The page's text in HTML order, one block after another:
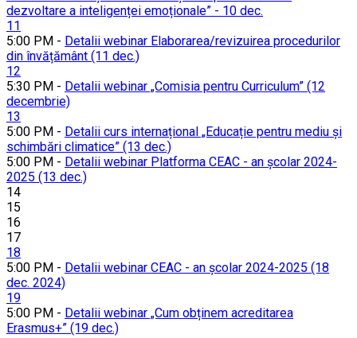
dezvoltare a inteligenței emoționale” - 10 dec.
11
5:00 PM - Detalii webinar Elaborarea/revizuirea procedurilor
din învățământ (11 dec.)
12
5:30 PM - Detalii webinar „Comisia pentru Curriculum” (12
decembrie)
13
5:00 PM - Detalii curs internațional „Educație pentru mediu și
schimbări climatice” (13 dec.)
5:00 PM - Detalii webinar Platforma CEAC - an școlar 2024-
2025 (13 dec.)
14
15
16
17
18
5:00 PM - Detalii webinar CEAC - an școlar 2024-2025 (18
dec. 2024)
19
5:00 PM - Detalii webinar „Cum obținem acreditarea
Erasmus+” (19 dec.)